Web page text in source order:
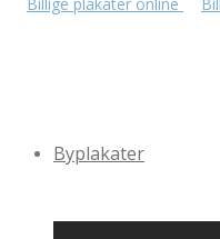
Byplakater